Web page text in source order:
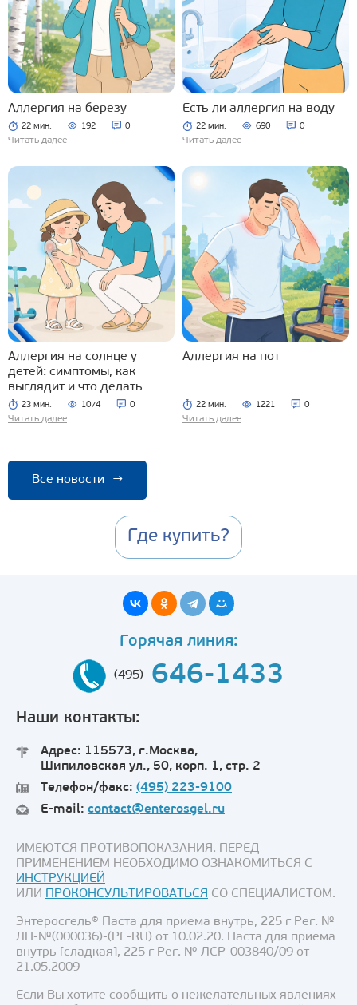
Аллергия на березу
22 мин. 192 0
Читать далее
Есть ли аллергия на воду
22 мин. 690 0
Читать далее
Аллергия на солнце у
детей: симптомы, как
выглядит и что делать
23 мин. 1074 0
Читать далее
Аллергия на пот
22 мин. 1221 0
Читать далее
Все новости →
Где купить?
Горячая линия:
(495) 646-1433
Наши контакты:
Адрес: 115573, г.Москва,
Шипиловская ул., 50, корп. 1, стр. 2
Телефон/факс: (495) 223-9100
E-mail: contact@enterosgel.ru
ИМЕЮТСЯ ПРОТИВОПОКАЗАНИЯ. ПЕРЕД
ПРИМЕНЕНИЕМ НЕОБХОДИМО ОЗНАКОМИТЬСЯ С
ИНСТРУКЦИЕЙ
ИЛИ ПРОКОНСУЛЬТИРОВАТЬСЯ СО СПЕЦИАЛИСТОМ.
Энтеросгель® Паста для приема внутрь, 225 г Рег. №
ЛП-№(000036)-(РГ-RU) от 10.02.20. Паста для приема
внутрь [сладкая], 225 г Рег. № ЛСР-003840/09 от
21.05.2009
Если Вы хотите сообщить о нежелательных явлениях